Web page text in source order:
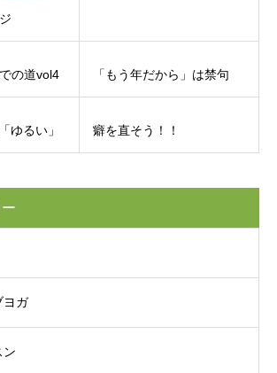
の道vol4 「もう年だから」は禁句
ゆるい」 癖を直そう！！
ヨガ
ン